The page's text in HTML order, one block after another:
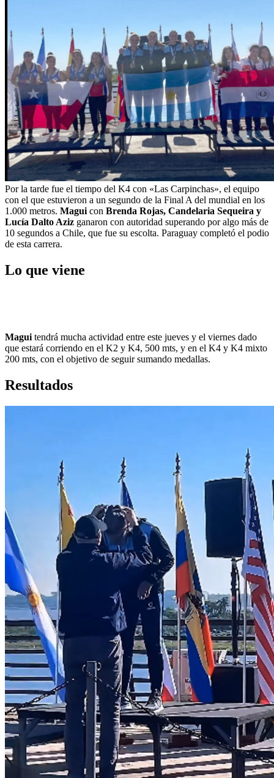
Por la tarde fue el tiempo del K4 con «Las Carpinchas», el equipo
con el que estuvieron a un segundo de la Final A del mundial en los
1.000 metros. Magui con Brenda Rojas, Candelaria Sequeira y
Lucía Dalto Aziz ganaron con autoridad superando por algo más de
10 segundos a Chile, que fue su escolta. Paraguay completó el podio
de esta carrera.
Lo que viene
Maguitendrá mucha actividad entre este jueves y el viernes dado
que estará corriendo en el K2 y K4, 500 mts, y en el K4 y K4 mixto
200 mts, con el objetivo de seguir sumando medallas.
Resultados